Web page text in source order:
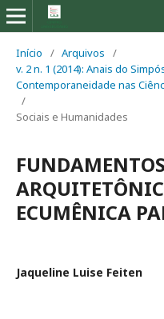
Início / Arquivos
/
v. 2 n. 1 (2014): Anais do
Contemporaneidade nas
/
Sociais e Humanidades
FUNDAMENTOS
ECUMÊNICA
Jaqueline Luise Feiten